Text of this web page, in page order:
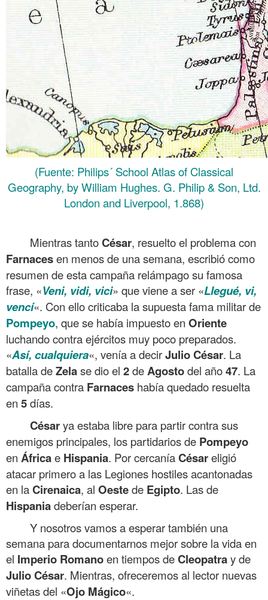
(Fuente: Philips´ School Atlas of Classical
Geography, by William Hughes. G. Philip & Son, Ltd.
London and Liverpool, 1.868)
Mientras tantoCésar, resuelto el problema con
Farnacesen menos de una semana, escribió como
resumen de esta campaña relámpago su famosa
frase, «Veni, vidi, vici» que viene a ser «Llegué, vi,
vencí«. Con ello criticaba la supuesta fama militar de
Pompeyo, que se había impuesto en Oriente
luchando contra ejércitos muy poco preparados.
«Así, cualquiera«, venía a decirJulio César. La
batalla deZelase dio el 2deAgostodel año47. La
campaña contra Farnaces había quedado resuelta
en 5días.
Césarya estaba libre para partir contra sus
enemigos principales, los partidarios de Pompeyo
en Áfricae Hispania. Por cercaníaCésareligió
atacar primero a las Legiones hostiles acantonadas
en laCirenaica, al Oestede Egipto. Las de
Hispaniadeberían esperar.
Y nosotros vamos a esperar también una
semana para documentarnos mejor sobre la vida en
el Imperio Romanoen tiempos deCleopatray de
JulioCésar. Mientras, ofreceremos al lector nuevas
viñetas del «Ojo Mágico«.